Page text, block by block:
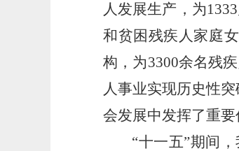
人发展生产，为
和贫困残疾人家庭
构，为3300余名残
人事业实现历史性
会发展中发挥了重要
“十一五”期间